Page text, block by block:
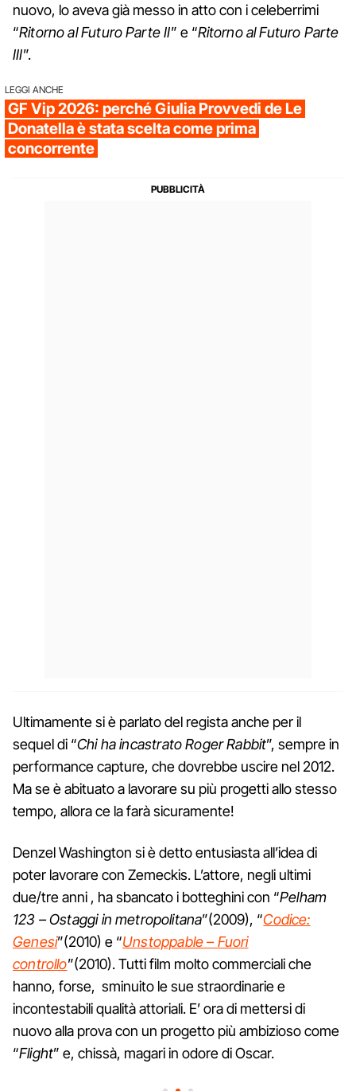
nuovo, lo aveva già messo in atto con i celeberrimi
“Ritorno al FuturoParte II” e “Ritorno al Futuro Parte
III”.
LEGGI ANCHE
GF Vip 2026: perché Giulia Provvedi de Le
Donatella è stata scelta come prima
concorrente
Ultimamente si è parlato del regista anche per il
sequel di “Chi ha incastrato Roger Rabbit”, sempre in
performance capture, che dovrebbe uscire nel 2012.
Ma se è abituato a lavorare su più progetti allo stesso
tempo, allora ce la farà sicuramente!
Denzel Washington si è detto entusiasta all’idea di
poter lavorare con Zemeckis. L’attore, negli ultimi
due/tre anni , ha sbancato i botteghini con “Pelham
123 – Ostaggi in metropolitana”(2009), “Codice:
Genesi”(2010) e “Unstoppable – Fuori
controllo”(2010). Tutti film molto commerciali che
hanno, forse, sminuito le sue straordinarie e
incontestabili qualità attoriali. E’ ora di mettersi di
nuovo alla prova con un progetto più ambizioso come
“Flight” e, chissà, magari in odore di Oscar.